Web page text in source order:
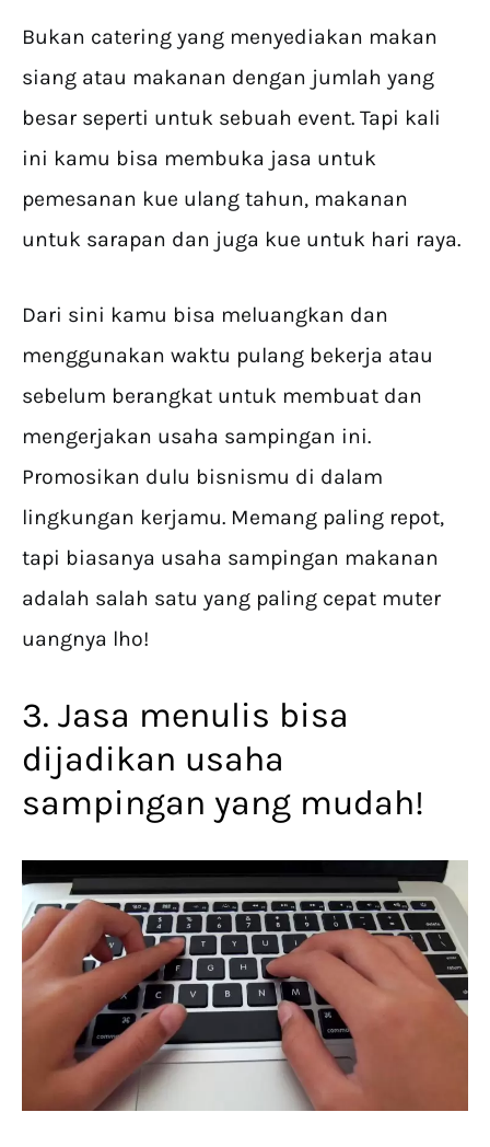
Bukan catering yang menyediakan makan
siang atau makanan dengan jumlah yang
besar seperti untuk sebuah event. Tapi kali
ini kamu bisa membuka jasa untuk
pemesanan kue ulang tahun, makanan
untuk sarapan dan juga kue untuk hari raya.
Dari sini kamu bisa meluangkan dan
menggunakan waktu pulang bekerja atau
sebelum berangkat untuk membuat dan
mengerjakan usaha sampingan ini.
Promosikan dulu bisnismu di dalam
lingkungan kerjamu. Memang paling repot,
tapi biasanya usaha sampingan makanan
adalah salah satu yang paling cepat muter
uangnya lho!
3. Jasa menulis bisa
dijadikan usaha
sampingan yang mudah!